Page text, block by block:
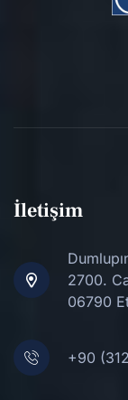
İletişim
2700.
06790
+90